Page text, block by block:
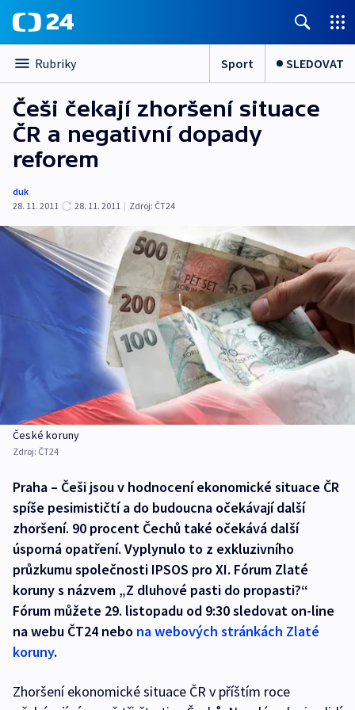
Rubriky Sport SLEDOVAT
Češi čekají zhoršení situace
ČR a negativní dopady
reforem
duk
28. 11. 2011
28. 11. 2011 | Zdroj: ČT24
České koruny
Zdroj: ČT24
Praha – Češi jsou v hodnocení ekonomické situace ČR
spíše pesimističtí a do budoucna očekávají další
zhoršení. 90 procent Čechů také očekává další
úsporná opatření. Vyplynulo to z exkluzivního
průzkumu společnosti IPSOS pro XI. Fórum Zlaté
koruny s názvem „Z dluhové pasti do propasti?“
Fórum můžete 29. listopadu od 9:30 sledovat on-line
na webu ČT24 nebo na webových stránkách Zlaté
koruny.
Zhoršení ekonomické situace ČR v příštím roce